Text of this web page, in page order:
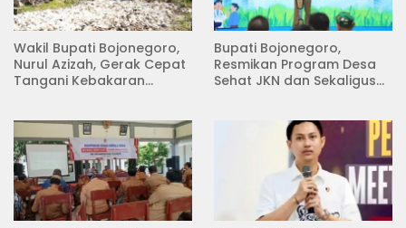
Wakil Bupati Bojonegoro,
Nurul Azizah, Gerak Cepat
Tangani Kebakaran
Bupati Bojonegoro,
Resmikan Program Desa
Sehat JKN dan Sekaligus